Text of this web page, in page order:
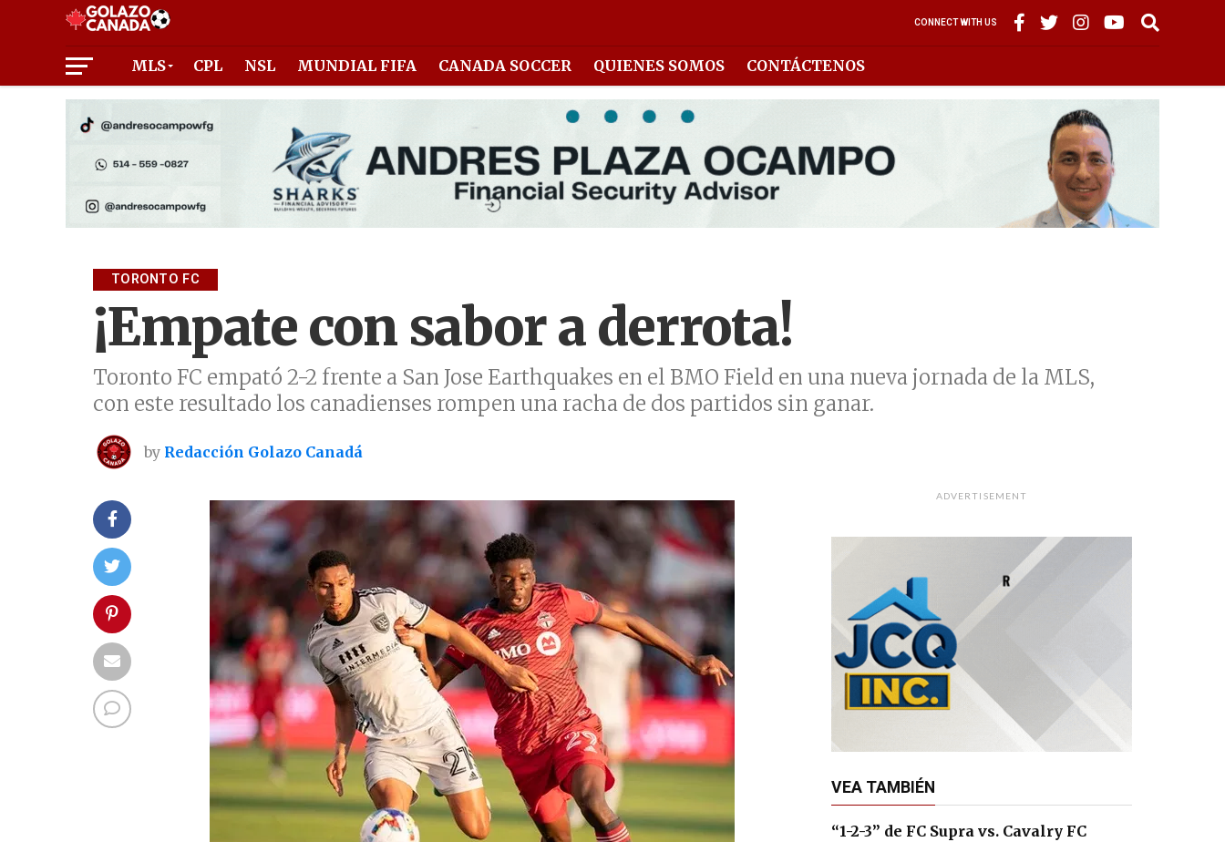
CONNECT WITH US
MLS CPL NSL MUNDIAL FIFA CANADA SOCCER QUIENES SOMOS CONTÁCTENOS
TORONTO FC
¡Empate con sabor a derrota!
Toronto FC empató 2-2 frente a San Jose Earthquakes en el BMO Field en una nueva jornada de la MLS,
con este resultado los canadienses rompen una racha de dos partidos sin ganar.
by Redacción Golazo Canadá
ADVERTISEMENT
VEA TAMBIÉN
“1-2-3” de FC Supra vs. Cavalry FC